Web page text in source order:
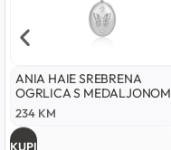
ANIA HAIE SREBRENA
OGRLICA S MEDALJONOM
OD ZLATNOG LEPTIRA
234 KM
KUPI